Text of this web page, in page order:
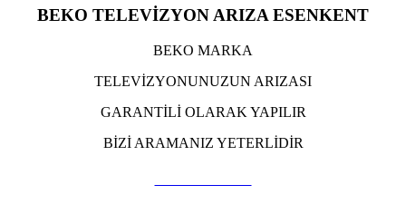
BEKO TELEVİZYON ARIZA ESENKENT
BEKO MARKA
TELEVİZYONUNUZUN ARIZASI
GARANTİLİ OLARAK YAPILIR
BİZİ ARAMANIZ YETERLİDİR